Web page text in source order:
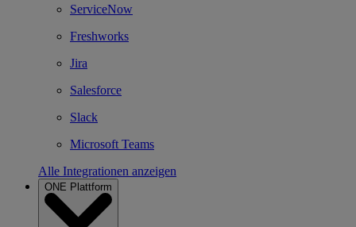
ServiceNow
Freshworks
Jira
Salesforce
Slack
Microsoft Teams
Alle Integrationen anzeigen
ONE Plattform